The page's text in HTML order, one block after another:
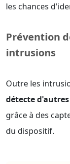
les chances
Prévention
intrusions
Outre les
détecte
grâce à des
du dispositif.